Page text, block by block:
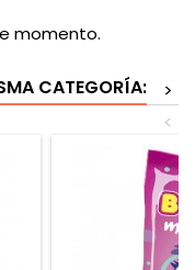
momento.
CATEGORÍA:
>
<